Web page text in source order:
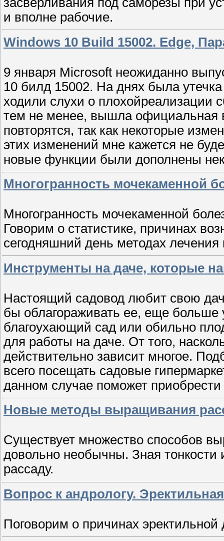
и вполне рабочие.
Windows 10 Build 15002. Edge,
9 января Microsoft неожиданно
10 билд 15002. На днях была
ходили слухи о плохойреализации
тем не менее, вышла официальная
повторятся, так как некоторые
этих изменений мне кажется не
новые функции были дополнены
Многогранность мочекаменной
Многогранность мочекаменной
Говорим о статистике, причинах
сегодняшний день методах
Инструменты на даче, которые
Настоящий садовод любит свою
бы облагораживать ее, еще больше
благоухающий сад или обильно
для работы на даче. От того,
действительно зависит многое.
всего посещать садовые
данном случае поможет
Новые методы выращивания
Существует множество способов
довольно необычны. Зная
рассаду.
Вопрос к андрологу.
Поговорим о причинах